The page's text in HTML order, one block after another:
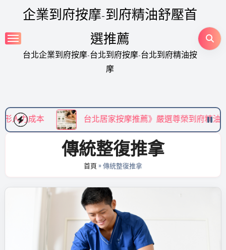
content
企業到府按摩-到府精油舒壓首
選推薦
台北企業到府按摩-台北到府按摩-台北到府精油按
摩
台北居家按摩推薦》嚴選尊榮到府精油 SPA，享受免通勤
傳統整復推拿
首頁 »傳統整復推拿